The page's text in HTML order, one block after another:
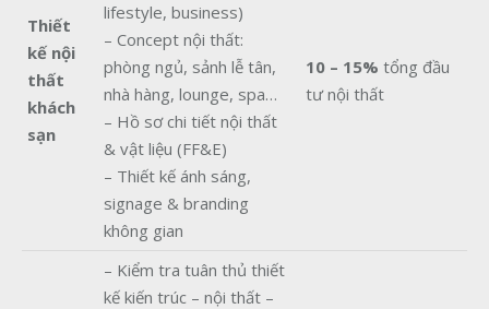
Thiết
kế nội
thất
khách
sạn
lifestyle, business)
– Concept nội thất:
phòng ngủ, sảnh lễ tân,
nhà hàng, lounge, spa…
– Hồ sơ chi tiết nội thất
& vật liệu (FF&E)
– Thiết kế ánh sáng,
signage & branding
không gian
10 – 15% tổng đầu
tư nội thất
– Kiểm tra tuân thủ thiết
kế kiến trúc – nội thất –